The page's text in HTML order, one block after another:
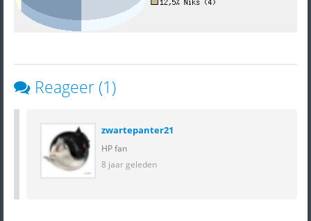
Reageer (1)
zwartepanter21
HP fan
8 jaar geleden